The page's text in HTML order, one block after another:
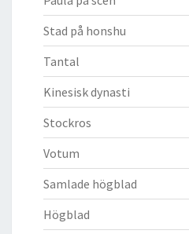
Stad på honshu
Tantal
Kinesisk dynasti
Stockros
Votum
Samlade högblad
Högblad